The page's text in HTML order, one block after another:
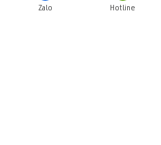
Zalo Hotline